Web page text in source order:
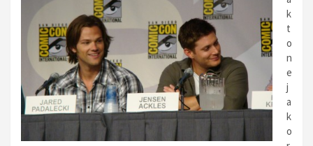
k
t
o
n
e
j
a
k
o